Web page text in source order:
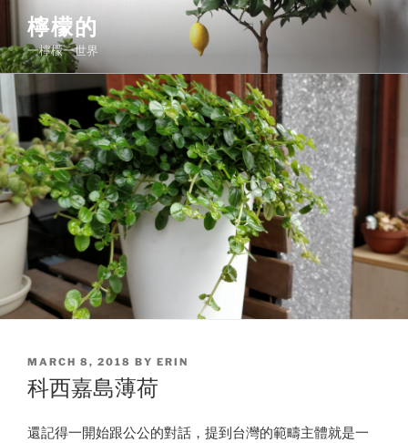
content
檸檬的
一檸檬一世界
POSTED
ON
MARCH 8, 2018 BY ERIN
科西嘉島薄荷
還記得一開始跟公公的對話，提到台灣的範疇主體就是一